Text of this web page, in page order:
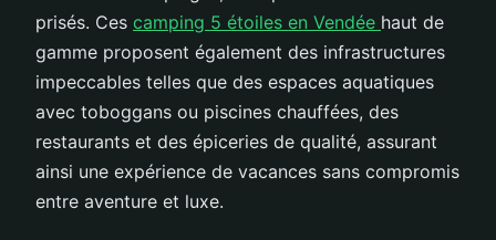
prisés. Ces camping 5 étoiles en Vendée haut de
gamme proposent également des infrastructures
impeccables telles que des espaces aquatiques
avec toboggans ou piscines chauffées, des
restaurants et des épiceries de qualité, assurant
ainsi une expérience de vacances sans compromis
entre aventure et luxe.